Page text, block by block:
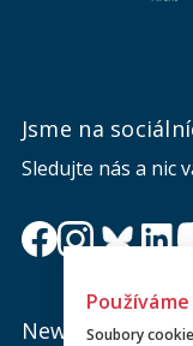
Jsme na
Sledujte nás a nic
Newsletter
Soubory